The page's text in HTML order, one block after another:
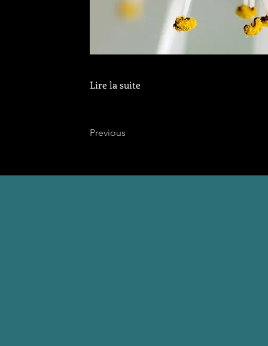
Lire la suite
Previous